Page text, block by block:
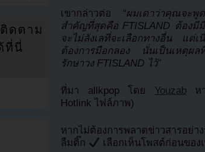
เขากล่าวต่อ “ผมเดาว่าคุณจะพู
สำคัญที่สุดคือ FTISLAND ต้องมีมื
จะไม่ลังเลที่จะเลือกทางอื่น แต่เ
ต้องการมือกลอง นั่นเป็นเหตุผลที่
รักษาวง FTISLAND ไว้”
ที่มา allkpop โดย Youzabหา
Hotlink ไฟล์ภาพ)
หากไม่ต้องการพลาดข่าวสารอย่
ลืมติ๊ก
เลือกเห็นโพสต์ก่อนของ
ดตาม
ที่นี่